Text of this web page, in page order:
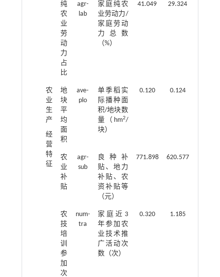
纯
农
业
劳
动
力
占
比
agr-
lab
家庭纯农
业劳动力/
家庭劳动
力总数
（%）
41.049 29.324
农
业
生
产
经
营
特
征
地
块
平
均
面
积
ave-
plo
单季稻实
际播种面
积/地块数
量（hm2/
块）
0.120 0.124
农
业
补
贴
agr-
sub
良种补
贴、地力
补贴、农
资补贴等
（元）
771.898 620.577
农
技
培
训
参
加
次
num-
tra
家庭近3
年参加农
业技术推
广活动次
数（次）
0.320 1.185